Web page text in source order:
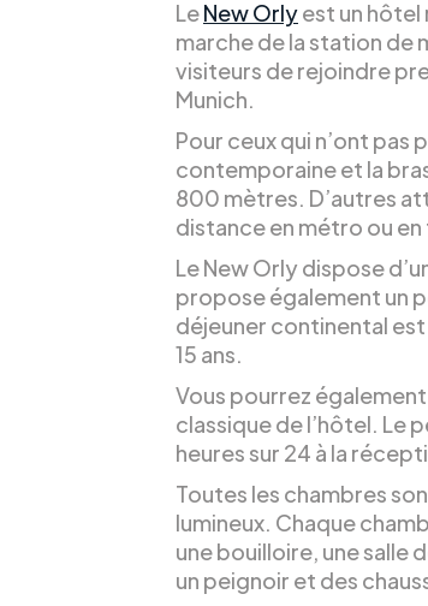
LeNew Orlyest un hôtel
marche de la station de
visiteurs de rejoindre
Munich.
Pour ceux qui n’ont pas
contemporaine et la
800 mètres. D’autres
distance en métro ou en
Le New Orly dispose
propose également un
déjeuner continental
15 ans.
Vous pourrez
classique de l’hôtel. Le
heures sur 24 à la
Toutes les chambres
lumineux. Chaque
une bouilloire, une salle
un peignoir et des